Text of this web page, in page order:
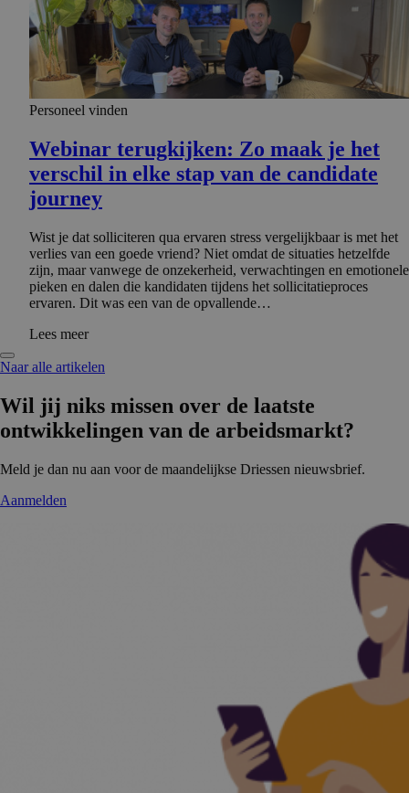
Personeel vinden
Webinar terugkijken: Zo maak je het
verschil in elke stap van de candidate
journey
Wist je dat solliciteren qua ervaren stress vergelijkbaar is met het
verlies van een goede vriend? Niet omdat de situaties hetzelfde
zijn, maar vanwege de onzekerheid, verwachtingen en emotionele
pieken en dalen die kandidaten tijdens het sollicitatieproces
ervaren. Dit was een van de opvallende…
Lees meer
Naar alle artikelen
Wil jij niks missen over de laatste
ontwikke­lingen van de arbeidsmarkt?
Meld je dan nu aan voor de maandelijkse Driessen nieuwsbrief.
Aanmelden